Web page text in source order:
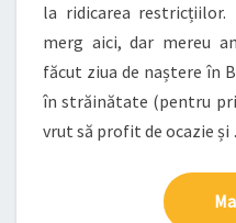
la ridicarea
merg aici, dar mereu
făcut ziua de naștere în
în străinătate (pentru
vrut să profit de ocazie